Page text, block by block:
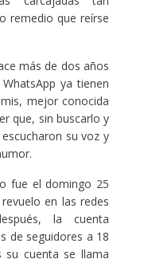
remedio que reírse
más de dos años
ya tienen
mejor conocida
que, sin buscarlo y
su voz y
fue el domingo 25
en las redes
la cuenta
de seguidores a 18
su cuenta se llama